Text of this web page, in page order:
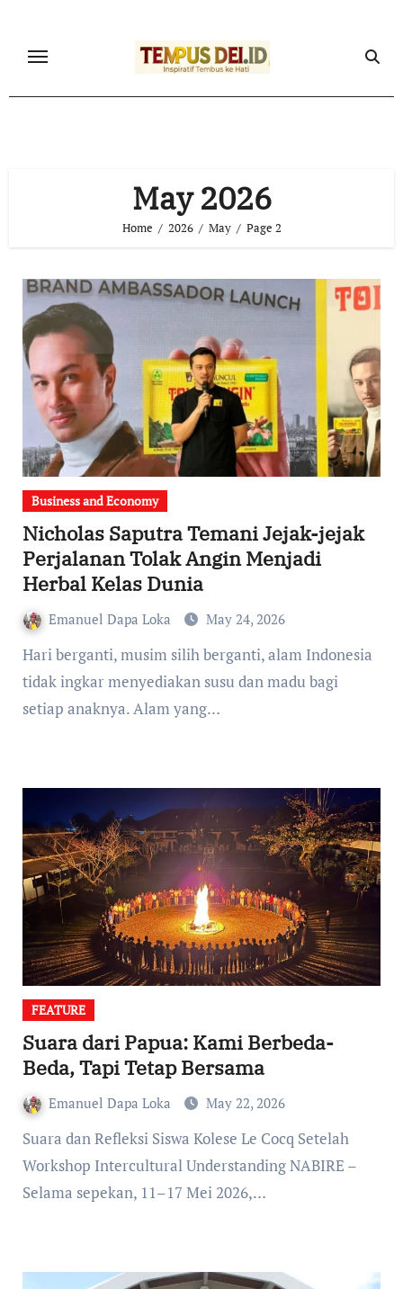
content
May 2026
Home 2026 May Page 2
Business and Economy
Nicholas Saputra Temani Jejak-jejak
Perjalanan Tolak Angin Menjadi
Herbal Kelas Dunia
Emanuel Dapa Loka May 24, 2026
Hari berganti, musim silih berganti, alam Indonesia
tidak ingkar menyediakan susu dan madu bagi
setiap anaknya. Alam yang…
FEATURE
Suara dari Papua: Kami Berbeda-
Beda, Tapi Tetap Bersama
Emanuel Dapa Loka May 22, 2026
Suara dan Refleksi Siswa Kolese Le Cocq Setelah
Workshop Intercultural Understanding NABIRE –
Selama sepekan, 11–17 Mei 2026,…